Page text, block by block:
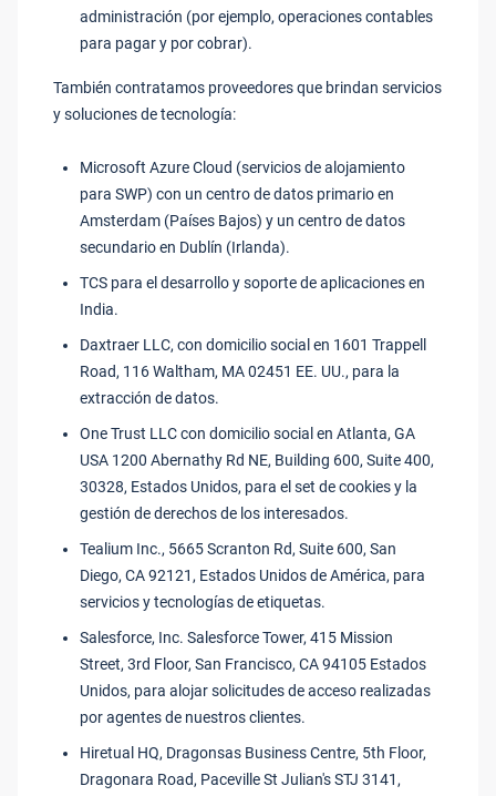
administración (por ejemplo, operaciones contables
para pagar y por cobrar).
También contratamos proveedores que brindan servicios
y soluciones de tecnología:
Microsoft Azure Cloud (servicios de alojamiento
para SWP) con un centro de datos primario en
Amsterdam (Países Bajos) y un centro de datos
secundario en Dublín (Irlanda).
TCS para el desarrollo y soporte de aplicaciones en
India.
Daxtraer LLC, con domicilio social en 1601 Trappell
Road, 116 Waltham, MA 02451 EE. UU., para la
extracción de datos.
One Trust LLC con domicilio social en Atlanta, GA
USA 1200 Abernathy Rd NE, Building 600, Suite 400,
30328, Estados Unidos, para el set de cookies y la
gestión de derechos de los interesados.
Tealium Inc., 5665 Scranton Rd, Suite 600, San
Diego, CA 92121, Estados Unidos de América, para
servicios y tecnologías de etiquetas.
Salesforce, Inc. Salesforce Tower, 415 Mission
Street, 3rd Floor, San Francisco, CA 94105 Estados
Unidos, para alojar solicitudes de acceso realizadas
por agentes de nuestros clientes.
Hiretual HQ, Dragonsas Business Centre, 5th Floor,
Dragonara Road, Paceville St Julian's STJ 3141,